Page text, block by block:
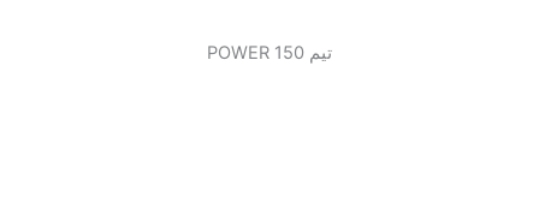
تیم 150 POWER